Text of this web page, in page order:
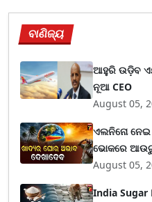
ବାଣିଜ୍ୟ
ଆହୁରି ଉଡ଼ିବ
ନୂଆ CEO
August 05,
ଏଲନିନୋ ନେଇ
ଭୋକରେ
August 05,
India Sugar